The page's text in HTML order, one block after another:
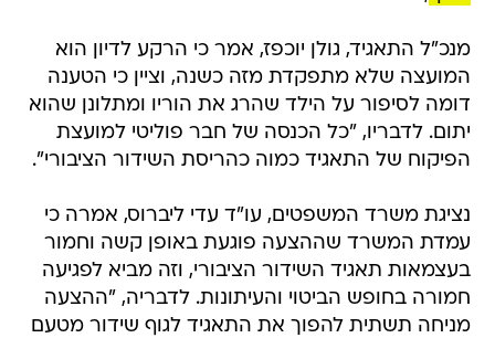
מנכ"ל התאגיד, גולן יוכפז, אמר כי הרקע לדיון הוא
המועצה שלא מתפקדת מזה כשנה, וציין כי הטענה
דומה לסיפור על הילד שהרג את הוריו ומתלונן שהוא
יתום. לדבריו, "כל הכנסה של חבר פוליטי למועצת
הפיקוח של התאגיד כמוה כהריסת השידור הציבורי".
נציגת משרד המשפטים, עו"ד עדי ליברוס, אמרה כי
עמדת המשרד שההצעה פוגעת באופן קשה וחמור
בעצמאות תאגיד השידור הציבורי, וזה מביא לפגיעה
חמורה בחופש הביטוי והעיתונות. לדבריה, "ההצעה
מניחה תשתית להפוך את התאגיד לגוף שידור מטעם